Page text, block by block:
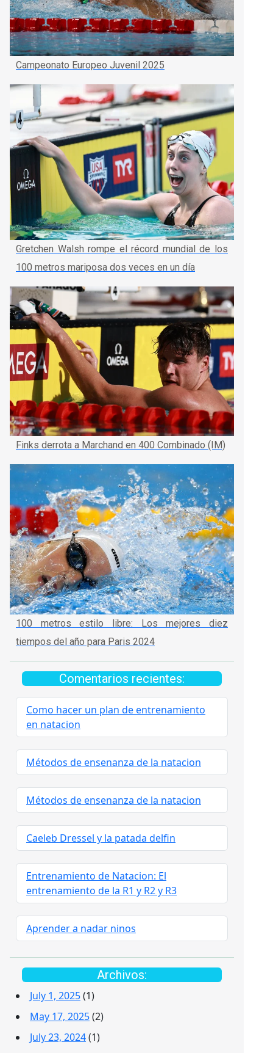
Campeonato Europeo Juvenil 2025
Gretchen Walsh rompe el récord mundial de los
100 metros mariposa dos veces en un día
Finks derrota a Marchand en 400 Combinado (IM)
100 metros estilo libre: Los mejores diez
tiempos del año para Paris 2024
Comentarios recientes:
Como hacer un plan de entrenamiento
en natacion
Métodos de ensenanza de la natacion
Métodos de ensenanza de la natacion
Caeleb Dressel y la patada delfin
Entrenamiento de Natacion: El
entrenamiento de la R1 y R2 y R3
Aprender a nadar ninos
Archivos:
July 1, 2025(1)
May 17, 2025(2)
July 23, 2024(1)